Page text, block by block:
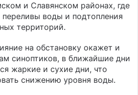
и Славянском районах, где
воды и подтопления
территорий.
на обстановку окажет и
синоптиков, в ближайшие дни
жаркие и сухие дни, что
снижению уровня воды.